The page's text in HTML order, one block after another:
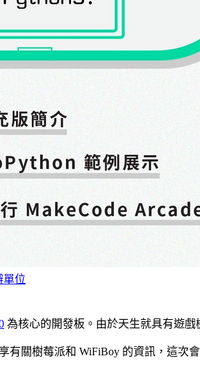
單位
為核心的開發板。由於天生就具有遊
有關樹莓派和 WiFiBoy 的資訊，這次